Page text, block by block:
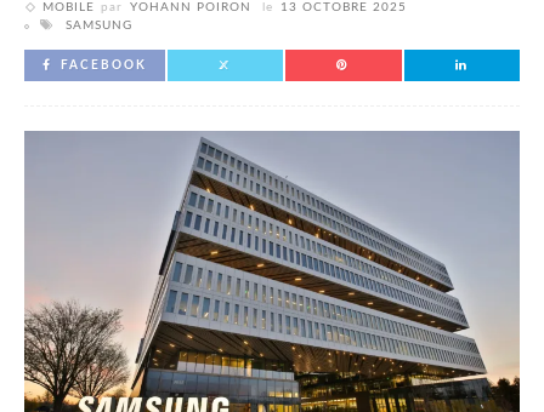
MOBILE par YOHANN POIRON le
13 OCTOBRE 2025
SAMSUNG
FACEBOOK